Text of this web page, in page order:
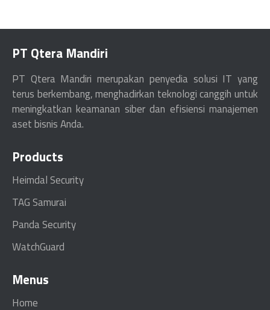
PT Qtera Mandiri
PT Qtera Mandiri merupakan penyedia solusi IT yang
terus berkembang, menghadirkan teknologi canggih untuk
meningkatkan keamanan siber dan efisiensi manajemen
aset bisnis Anda.
Products
Heimdal Security
TAG Samurai
Panda Security
WatchGuard
Menus
Home